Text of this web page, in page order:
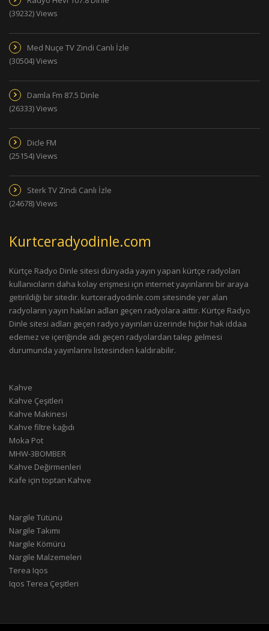
(39232) Views
Med Nuçe TV Zindi Canlı İzle
(30504) Views
Damla Fm 87.5 Dinle
(26333) Views
Dicle FM
(25154) Views
Sterk TV Zindi Canlı İzle
(24678) Views
Kurtceradyodinle.com
Kürtçe Radyo Dinle sitesi dünyada yayın yapan kürtçe radyoları
kullanıcıların daha kolay erişmesi için internet yayınlarını bir araya
getirildiği bir sitedir. kurtceradyodinle.com sitesinde yer alan
radyoların yayın hakları adları geçen radyolara aittir. Kürtçe Radyo
Dinle sitesi adları geçen radyo yayınları üzerinde hiçbir hak iddaa
edemez ve içeriğinde adı geçen radyolardan talep gelmesi
durumunda yayınlarını listesinden kaldırabilir.
Kahve
Kahve Çeşitleri
Kahve Makinesi
Kahve filtre kağıdı
Moka Pot
MHW-3BOMBER
Kahve Değirmenleri
Kafe için toptan Kahve
Nargile Tütünü
Nargile Takımı
Nargile Kömürü
Nargile Malzemeleri
Terea Iqos
Iqos Terea Çeşitleri